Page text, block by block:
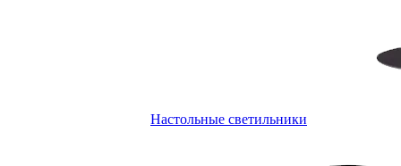
Настольные светильники